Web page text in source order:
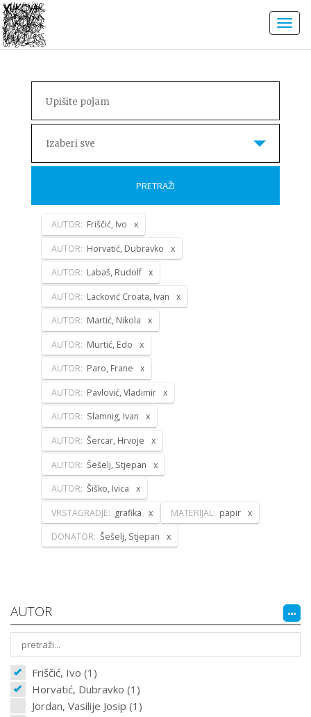
Izaberi sve
PRETRAŽI
AUTOR: Friščić, Ivo
AUTOR: Horvatić, Dubravko
AUTOR: Labaš, Rudolf
AUTOR: Lacković Croata, Ivan
AUTOR: Martić, Nikola
AUTOR: Murtić, Edo
AUTOR: Paro, Frane
AUTOR: Pavlović, Vladimir
AUTOR: Slamnig, Ivan
AUTOR: Šercar, Hrvoje
AUTOR: Šešelj, Stjepan
AUTOR: Šiško, Ivica
VRSTAGRADJE: grafika MATERIJAL: papir
DONATOR: Šešelj, Stjepan
AUTOR
Friščić, Ivo (1)
Horvatić, Dubravko (1)
Jordan, Vasilije Josip (1)